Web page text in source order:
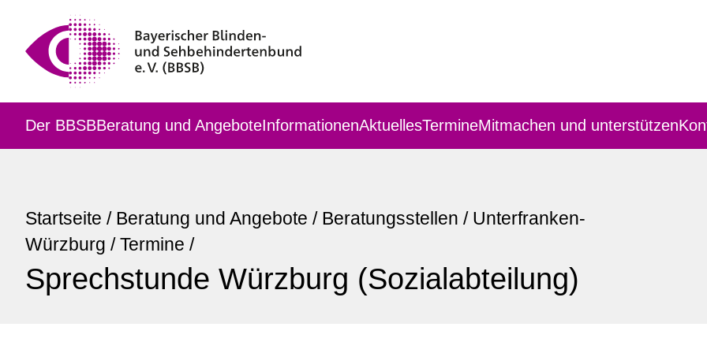
Der BBSBBeratung und AngeboteInformationenAktuellesTermineMitmachen und unterstützen
Startseite / Beratung und Angebote / Beratungsstellen / Unterfranken-
Würzburg /Termine /
Sprechstunde Würzburg (Sozialabteilung)